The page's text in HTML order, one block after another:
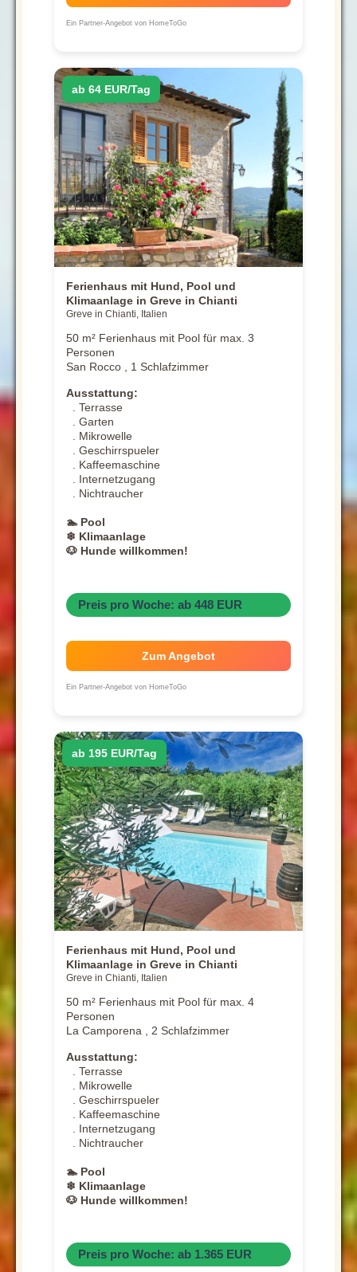
Ein Partner-Angebot von HomeToGo
ab 64 EUR/Tag
Ferienhaus mit Hund, Pool und
Klimaanlage in Greve in Chianti
Greve in Chianti, Italien
50 m² Ferienhaus mit Pool für max. 3
Personen
San Rocco , 1 Schlafzimmer
Ausstattung:
. Terrasse
. Garten
. Mikrowelle
. Geschirrspueler
. Kaffeemaschine
. Internetzugang
. Nichtraucher
🏊 Pool
❄ Klimaanlage
🐶 Hunde willkommen!
Preis pro Woche: ab 448 EUR
Zum Angebot
Ein Partner-Angebot von HomeToGo
ab 195 EUR/Tag
Ferienhaus mit Hund, Pool und
Klimaanlage in Greve in Chianti
Greve in Chianti, Italien
50 m² Ferienhaus mit Pool für max. 4
Personen
La Camporena , 2 Schlafzimmer
Ausstattung:
. Terrasse
. Mikrowelle
. Geschirrspueler
. Kaffeemaschine
. Internetzugang
. Nichtraucher
🏊 Pool
❄ Klimaanlage
🐶 Hunde willkommen!
Preis pro Woche: ab 1.365 EUR